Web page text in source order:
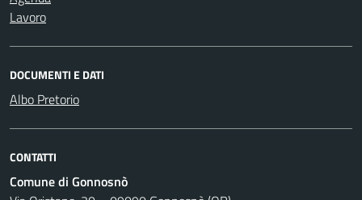
Lavoro
DOCUMENTI E DATI
Albo Pretorio
CONTATTI
Comune di Gonnosnò